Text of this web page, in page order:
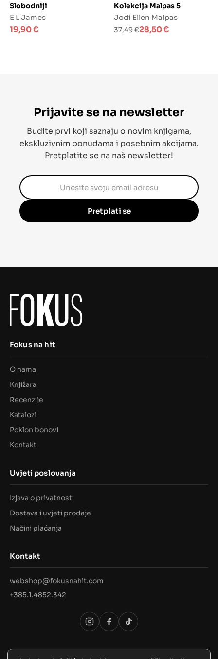
Dodaj u košaricu
Slobodniji
E L James
19,90€
Dodaj u košaricu
Kolekcija Malpas 5
Jodi Ellen Malpas
37,49€
Izvorna28,50€
Trenutna
Prijavite se na newsletter
Budite prvi koji saznaju o novim knjigama,
ekskluzivnim ponudama i posebnim akcijama.
Pretplatite se na naš newsletter!
Pretplati se
Fokus na hit
O nama
Knjižara
Recenzije
Katalozi
Poklon bonovi
Kontakt
Uvjeti poslovanja
Izjava o privatnosti
Dostava i uvjeti prodaje
Načini plaćanja
Kontakt
webshop@fokusnahit.com
+385.1.4852.342